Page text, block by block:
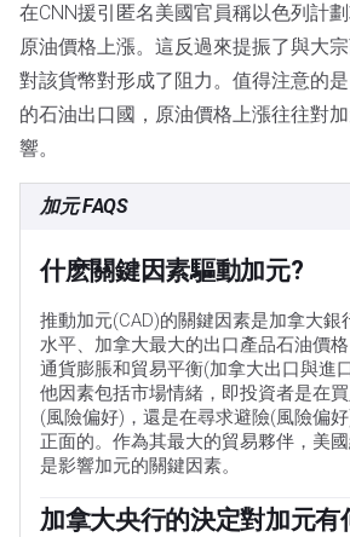
在CNN援引匿名美國官員稱以色列計
原油價格上漲。這反過來提振了與大
對該貨幣對形成了阻力。值得注意的
的石油出口國，原油價格上漲往往對
響。
加元 FAQS
什麽關鍵因素驅動加元?
推動加元(CAD)的關鍵因素是加拿大銀
水平、加拿大最大的出口產品石油價格
通貨膨脹和貿易平衡(加拿大出口與進
他因素包括市場情緒，即投資者是在
(風險偏好)，還是在尋求避險(風險偏
正面的。作為其最大的貿易夥伴，美
是影響加元的關鍵因素。
加拿大央行的決定對加元有